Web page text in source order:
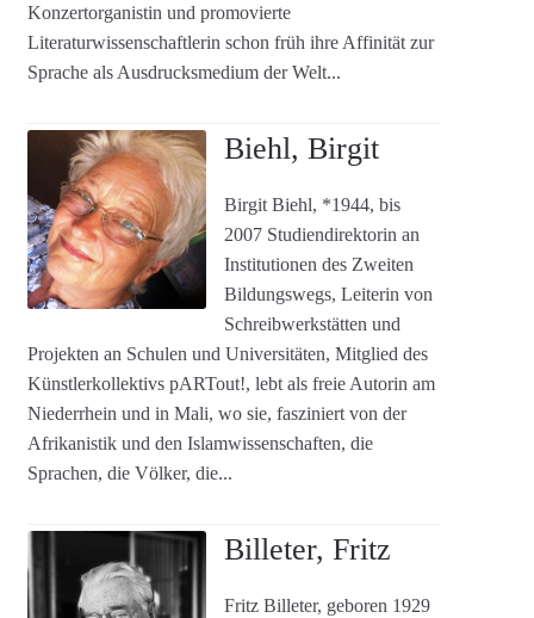
Konzertorganistin und promovierte
Literaturwissenschaftlerin schon früh ihre Affinität zur
Sprache als Ausdrucksmedium der Welt...
Biehl, Birgit
Birgit Biehl, *1944, bis
2007 Studiendirektorin an
Institutionen des Zweiten
Bildungswegs, Leiterin von
Schreibwerkstätten und
Projekten an Schulen und Universitäten, Mitglied des
Künstlerkollektivs pARTout!, lebt als freie Autorin am
Niederrhein und in Mali, wo sie, fasziniert von der
Afrikanistik und den Islamwissenschaften, die
Sprachen, die Völker, die...
Billeter, Fritz
Fritz Billeter, geboren 1929